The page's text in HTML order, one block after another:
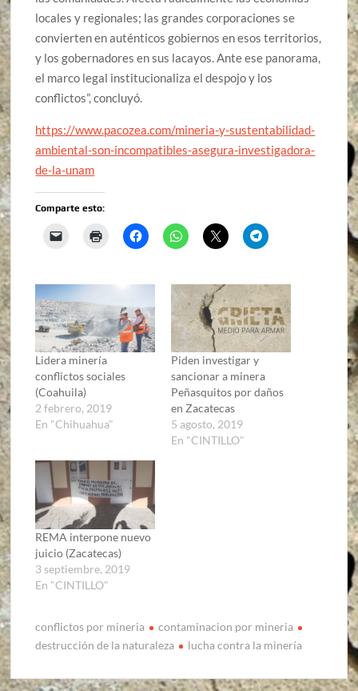
locales y regionales; las grandes corporaciones se
convierten en auténticos gobiernos en esos territorios,
y los gobernadores en sus lacayos. Ante ese panorama,
el marco legal institucionaliza el despojo y los
conflictos”, concluyó.
https://www.pacozea.com/mineria-y-sustentabilidad-
ambiental-son-incompatibles-asegura-investigadora-
de-la-unam
Comparte esto:
Lidera minería
conflictos sociales
(Coahuila)
2 febrero, 2019
En "Chihuahua"
Piden investigar y
sancionar a minera
Peñasquitos por daños
en Zacatecas
5 agosto, 2019
En "CINTILLO"
REMA interpone nuevo
juicio (Zacatecas)
3 septiembre, 2019
En "CINTILLO"
conflictos por mineria
contaminacion por mineria
destrucción de la naturaleza
lucha contra la minería